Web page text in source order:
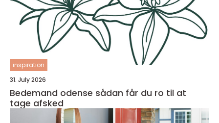
inspiration
31. July 2026
Bedemand odense sådan får du ro til at
tage afsked